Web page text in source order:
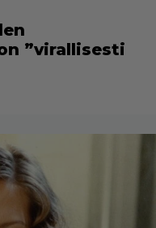
”virallisesti